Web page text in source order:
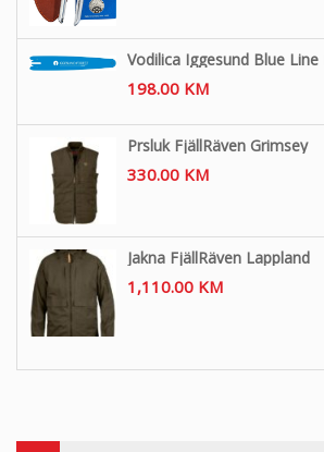
Vodilica Iggesund Blue
198.00 KM
Prsluk FjällRäven Grimsey
330.00 KM
Jakna FjällRäven Lappland
1,110.00 KM